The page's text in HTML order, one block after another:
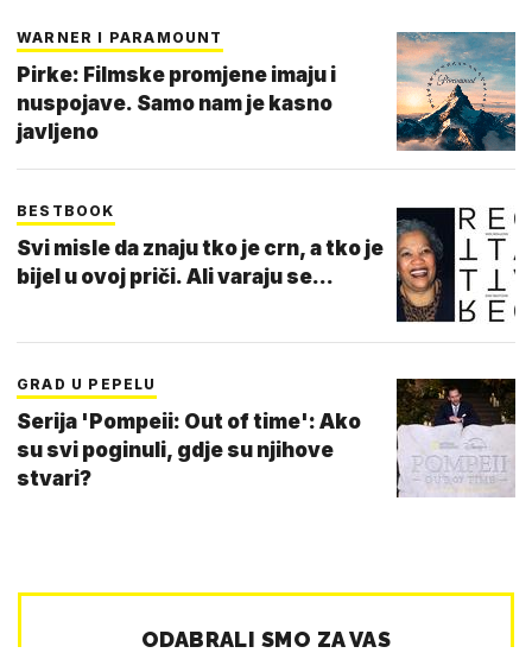
WARNER I PARAMOUNT
Pirke: Filmske promjene imaju i
nuspojave. Samo nam je kasno
javljeno
BESTBOOK
Svi misle da znaju tko je crn, a tko je
bijel u ovoj priči. Ali varaju se...
GRAD U PEPELU
Serija 'Pompeii: Out of time': Ako
su svi poginuli, gdje su njihove
stvari?